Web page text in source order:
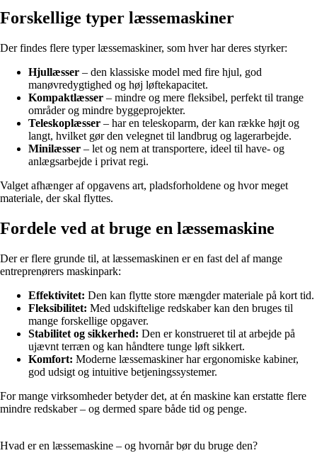
Forskellige typer læssemaskiner
Der findes flere typer læssemaskiner, som hver har deres styrker:
Hjullæsser – den klassiske model med fire hjul, god
manøvredygtighed og høj løftekapacitet.
Kompaktlæsser – mindre og mere fleksibel, perfekt til trange
områder og mindre byggeprojekter.
Teleskoplæsser – har en teleskoparm, der kan række højt og
langt, hvilket gør den velegnet til landbrug og lagerarbejde.
Minilæsser – let og nem at transportere, ideel til have- og
anlægsarbejde i privat regi.
Valget afhænger af opgavens art, pladsforholdene og hvor meget
materiale, der skal flyttes.
Fordele ved at bruge en læssemaskine
Der er flere grunde til, at læssemaskinen er en fast del af mange
entreprenørers maskinpark:
Effektivitet: Den kan flytte store mængder materiale på kort tid.
Fleksibilitet: Med udskiftelige redskaber kan den bruges til
mange forskellige opgaver.
Stabilitet og sikkerhed: Den er konstrueret til at arbejde på
ujævnt terræn og kan håndtere tunge løft sikkert.
Komfort: Moderne læssemaskiner har ergonomiske kabiner,
god udsigt og intuitive betjeningssystemer.
For mange virksomheder betyder det, at én maskine kan erstatte flere
mindre redskaber – og dermed spare både tid og penge.
Hvad er en læssemaskine – og hvornår bør du bruge den?